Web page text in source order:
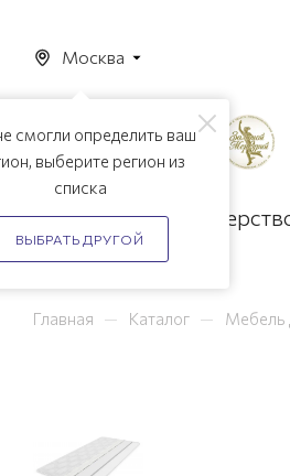
Москва
смогли определить ваш
выберите регион из
списка
ВЫБРАТЬ ДРУГОЙ
Акции
Главная — Каталог — Мебель